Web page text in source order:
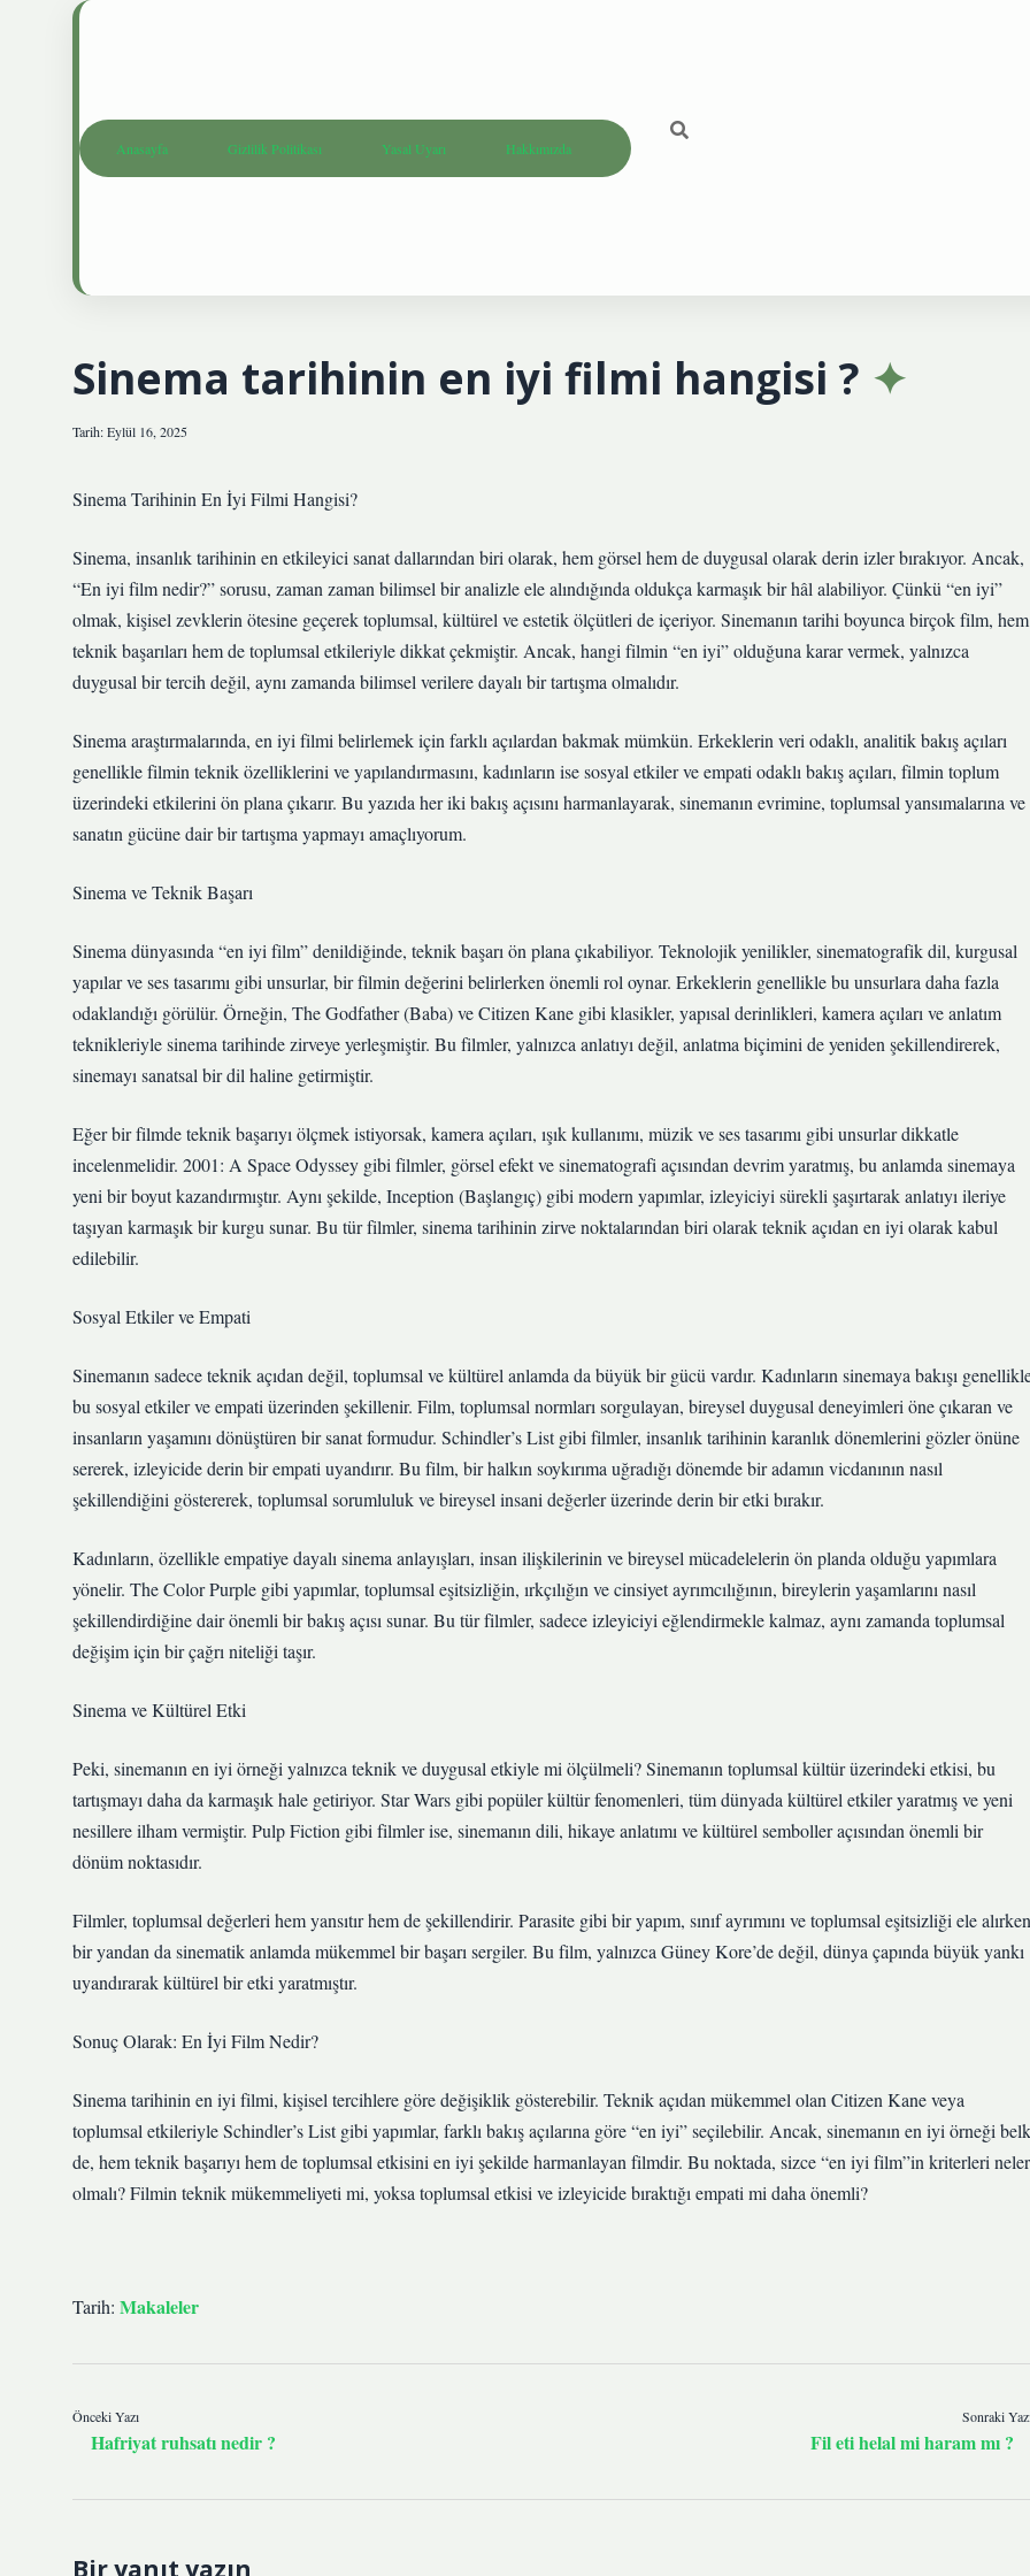
Anasayfa Gizlilik Politikası Yasal Uyarı Hakkımızda
Sinema tarihinin en iyi filmi hangisi ?
Tarih: Eylül 16, 2025
Sinema Tarihinin En İyi Filmi Hangisi?
Sinema, insanlık tarihinin en etkileyici sanat dallarından biri olarak, hem görsel hem de duygusal olarak derin izler bırakıyor. Ancak,
“En iyi film nedir?” sorusu, zaman zaman bilimsel bir analizle ele alındığında oldukça karmaşık bir hâl alabiliyor. Çünkü “en iyi”
olmak, kişisel zevklerin ötesine geçerek toplumsal, kültürel ve estetik ölçütleri de içeriyor. Sinemanın tarihi boyunca birçok film, hem
teknik başarıları hem de toplumsal etkileriyle dikkat çekmiştir. Ancak, hangi filmin “en iyi” olduğuna karar vermek, yalnızca
duygusal bir tercih değil, aynı zamanda bilimsel verilere dayalı bir tartışma olmalıdır.
Sinema araştırmalarında, en iyi filmi belirlemek için farklı açılardan bakmak mümkün. Erkeklerin veri odaklı, analitik bakış açıları
genellikle filmin teknik özelliklerini ve yapılandırmasını, kadınların ise sosyal etkiler ve empati odaklı bakış açıları, filmin toplum
üzerindeki etkilerini ön plana çıkarır. Bu yazıda her iki bakış açısını harmanlayarak, sinemanın evrimine, toplumsal yansımalarına ve
sanatın gücüne dair bir tartışma yapmayı amaçlıyorum.
Sinema ve Teknik Başarı
Sinema dünyasında “en iyi film” denildiğinde, teknik başarı ön plana çıkabiliyor. Teknolojik yenilikler, sinematografik dil, kurgusal
yapılar ve ses tasarımı gibi unsurlar, bir filmin değerini belirlerken önemli rol oynar. Erkeklerin genellikle bu unsurlara daha fazla
odaklandığı görülür. Örneğin, The Godfather (Baba) ve Citizen Kane gibi klasikler, yapısal derinlikleri, kamera açıları ve anlatım
teknikleriyle sinema tarihinde zirveye yerleşmiştir. Bu filmler, yalnızca anlatıyı değil, anlatma biçimini de yeniden şekillendirerek,
sinemayı sanatsal bir dil haline getirmiştir.
Eğer bir filmde teknik başarıyı ölçmek istiyorsak, kamera açıları, ışık kullanımı, müzik ve ses tasarımı gibi unsurlar dikkatle
incelenmelidir. 2001: A Space Odyssey gibi filmler, görsel efekt ve sinematografi açısından devrim yaratmış, bu anlamda sinemaya
yeni bir boyut kazandırmıştır. Aynı şekilde, Inception (Başlangıç) gibi modern yapımlar, izleyiciyi sürekli şaşırtarak anlatıyı ileriye
taşıyan karmaşık bir kurgu sunar. Bu tür filmler, sinema tarihinin zirve noktalarından biri olarak teknik açıdan en iyi olarak kabul
edilebilir.
Sosyal Etkiler ve Empati
Sinemanın sadece teknik açıdan değil, toplumsal ve kültürel anlamda da büyük bir gücü vardır. Kadınların sinemaya bakışı
bu sosyal etkiler ve empati üzerinden şekillenir. Film, toplumsal normları sorgulayan, bireysel duygusal deneyimleri öne çıkaran ve
insanların yaşamını dönüştüren bir sanat formudur. Schindler’s List gibi filmler, insanlık tarihinin karanlık dönemlerini gözler önüne
sererek, izleyicide derin bir empati uyandırır. Bu film, bir halkın soykırıma uğradığı dönemde bir adamın vicdanının nasıl
şekillendiğini göstererek, toplumsal sorumluluk ve bireysel insani değerler üzerinde derin bir etki bırakır.
Kadınların, özellikle empatiye dayalı sinema anlayışları, insan ilişkilerinin ve bireysel mücadelelerin ön planda olduğu yapımlara
yönelir. The Color Purple gibi yapımlar, toplumsal eşitsizliğin, ırkçılığın ve cinsiyet ayrımcılığının, bireylerin yaşamlarını nasıl
şekillendirdiğine dair önemli bir bakış açısı sunar. Bu tür filmler, sadece izleyiciyi eğlendirmekle kalmaz, aynı zamanda toplumsal
değişim için bir çağrı niteliği taşır.
Sinema ve Kültürel Etki
Peki, sinemanın en iyi örneği yalnızca teknik ve duygusal etkiyle mi ölçülmeli? Sinemanın toplumsal kültür üzerindeki etkisi, bu
tartışmayı daha da karmaşık hale getiriyor. Star Wars gibi popüler kültür fenomenleri, tüm dünyada kültürel etkiler yaratmış ve yeni
nesillere ilham vermiştir. Pulp Fiction gibi filmler ise, sinemanın dili, hikaye anlatımı ve kültürel semboller açısından önemli bir
dönüm noktasıdır.
Filmler, toplumsal değerleri hem yansıtır hem de şekillendirir. Parasite gibi bir yapım, sınıf ayrımını ve toplumsal eşitsizliği ele
bir yandan da sinematik anlamda mükemmel bir başarı sergiler. Bu film, yalnızca Güney Kore’de değil, dünya çapında büyük yankı
uyandırarak kültürel bir etki yaratmıştır.
Sonuç Olarak: En İyi Film Nedir?
Sinema tarihinin en iyi filmi, kişisel tercihlere göre değişiklik gösterebilir. Teknik açıdan mükemmel olan Citizen Kane veya
toplumsal etkileriyle Schindler’s List gibi yapımlar, farklı bakış açılarına göre “en iyi” seçilebilir. Ancak, sinemanın en iyi örneği
de, hem teknik başarıyı hem de toplumsal etkisini en iyi şekilde harmanlayan filmdir. Bu noktada, sizce “en iyi film”in kriterleri neler
olmalı? Filmin teknik mükemmeliyeti mi, yoksa toplumsal etkisi ve izleyicide bıraktığı empati mi daha önemli?
Tarih: Makaleler
Önceki Yazı
Hafriyat ruhsatı nedir ?
Sonraki
Fil eti helal mi haram mı ?
Bir yanıt yazın